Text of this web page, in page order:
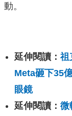
動。
延伸閱讀： 祖
Meta砸下35
眼鏡
延伸閱讀： 微